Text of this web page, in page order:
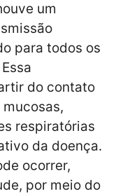
um
para todos os
do contato
respiratórias
da doença.
ocorrer,
por meio do